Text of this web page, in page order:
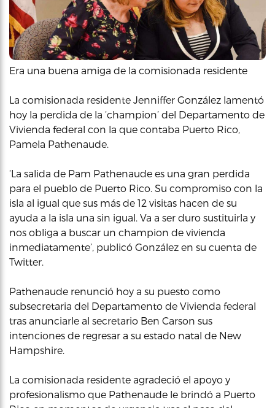
Era una buena amiga de la comisionada residente
La comisionada residente Jenniffer González lamentó
hoy la perdida de la ‘champion’ del Departamento de
Vivienda federal con la que contaba Puerto Rico,
Pamela Pathenaude.
‘La salida de Pam Pathenaude es una gran perdida
para el pueblo de Puerto Rico. Su compromiso con la
isla al igual que sus más de 12 visitas hacen de su
ayuda a la isla una sin igual. Va a ser duro sustituirla y
nos obliga a buscar un champion de vivienda
inmediatamente’, publicó González en su cuenta de
Twitter.
Pathenaude renunció hoy a su puesto como
subsecretaria del Departamento de Vivienda federal
tras anunciarle al secretario Ben Carson sus
intenciones de regresar a su estado natal de New
Hampshire.
La comisionada residente agradeció el apoyo y
profesionalismo que Pathenaude le brindó a Puerto